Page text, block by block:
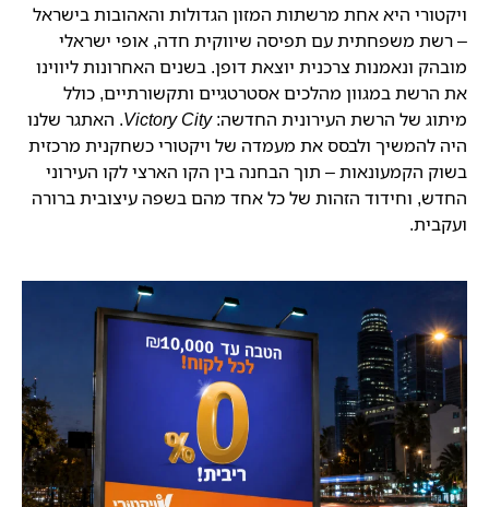
ויקטורי היא אחת מרשתות המזון הגדולות והאהובות בישראל
– רשת משפחתית עם תפיסה שיווקית חדה, אופי ישראלי
מובהק ונאמנות צרכנית יוצאת דופן. בשנים האחרונות ליווינו
את הרשת במגוון מהלכים אסטרטגיים ותקשורתיים, כולל
מיתוג של הרשת העירונית החדשה:Victory City. האתגר שלנו
היה להמשיך ולבסס את מעמדה של ויקטורי כשחקנית מרכזית
בשוק הקמעונאות – תוך הבחנה בין הקו הארצי לקו העירוני
החדש, וחידוד הזהות של כל אחד מהם בשפה עיצובית ברורה
ועקבית.